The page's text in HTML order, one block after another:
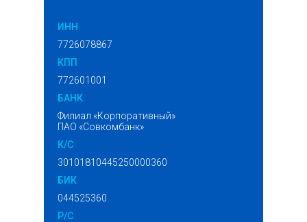
ИНН
7726078867
КПП
772601001
БАНК
Филиал «Корпоративный»
ПАО «Совкомбанк»
К/С
30101810445250000360
БИК
044525360
P/C